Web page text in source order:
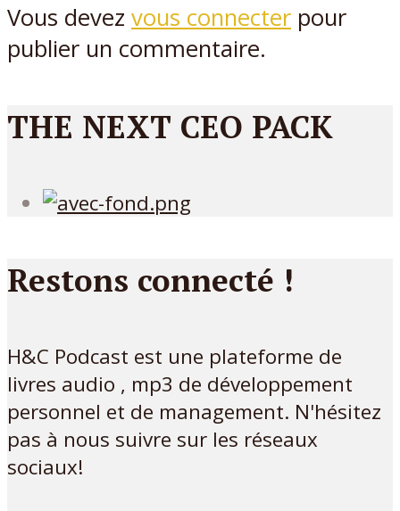
Vous devez vous connecter pour
publier un commentaire.
THE NEXT CEO PACK
Restons connecté !
H&C Podcast est une plateforme de
livres audio , mp3 de développement
personnel et de management. N'hésitez
pas à nous suivre sur les réseaux
sociaux!